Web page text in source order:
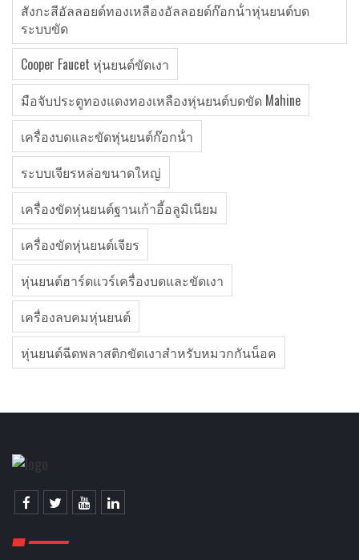
สังกะสีอัลลอยด์ทองเหลืองอัลลอยด์ก๊อกน้ําหุ่นยนต์บด
ระบบขัด
Cooper Faucet หุ่นยนต์ขัดเงา
มือจับประตูทองแดงทองเหลืองหุ่นยนต์บดขัด Mahine
เครื่องบดและขัดหุ่นยนต์ก๊อกน้ํา
ระบบเจียรหล่อขนาดใหญ่
เครื่องขัดหุ่นยนต์ฐานเก้าอี้อลูมิเนียม
เครื่องขัดหุ่นยนต์เจียร
หุ่นยนต์ฮาร์ดแวร์เครื่องบดและขัดเงา
เครื่องลบคมหุ่นยนต์
หุ่นยนต์ฉีดพลาสติกขัดเงาสําหรับหมวกกันน็อค